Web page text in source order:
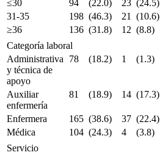
≤30
94 (22.0) 23 (24.5)
31-35
198 (46.3) 21 (10.6)
≥36
136 (31.8) 12 (8.8)
Categoría laboral
Administrativa
y técnica de
apoyo
78 (18.2) 1 (1.3)
Auxiliar
enfermería
81 (18.9) 14 (17.3)
Enfermera 165 (38.6) 37 (22.4)
Médica
104 (24.3) 4 (3.8)
Servicio